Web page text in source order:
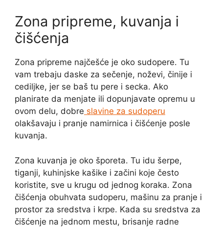
Zona pripreme, kuvanja i
čišćenja
Zona pripreme najčešće je oko sudopere. Tu
vam trebaju daske za sečenje, noževi, činije i
cediljke, jer se baš tu pere i secka. Ako
planirate da menjate ili dopunjavate opremu u
ovom delu, dobre slavine za sudoperu
olakšavaju i pranje namirnica i čišćenje posle
kuvanja.
Zona kuvanja je oko šporeta. Tu idu šerpe,
tiganji, kuhinjske kašike i začini koje često
koristite, sve u krugu od jednog koraka. Zona
čišćenja obuhvata sudoperu, mašinu za pranje i
prostor za sredstva i krpe. Kada su sredstva za
čišćenje na jednom mestu, brisanje radne